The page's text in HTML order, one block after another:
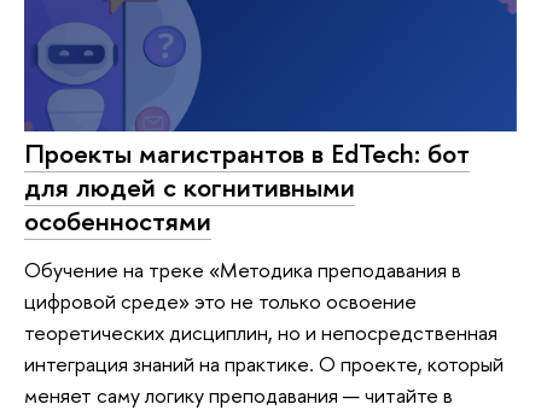
Проекты магистрантов в EdTech: бот
для людей с когнитивными
особенностями
Обучение на треке «Методика преподавания в
цифровой среде» это не только освоение
теоретических дисциплин, но и непосредственная
интеграция знаний на практике. О проекте, который
меняет саму логику преподавания — читайте в